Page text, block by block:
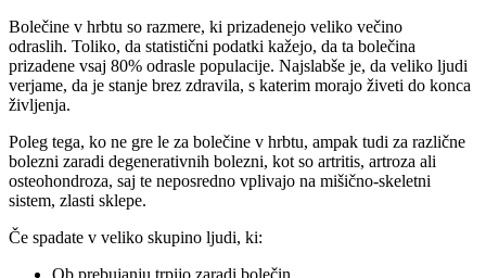
Bolečine v hrbtu so razmere, ki prizadenejo veliko večino
odraslih. Toliko, da statistični podatki kažejo, da ta bolečina
prizadene vsaj 80% odrasle populacije. Najslabše je, da veliko ljudi
verjame, da je stanje brez zdravila, s katerim morajo živeti do konca
življenja.
Poleg tega, ko ne gre le za bolečine v hrbtu, ampak tudi za različne
bolezni zaradi degenerativnih bolezni, kot so artritis, artroza ali
osteohondroza, saj te neposredno vplivajo na mišično-skeletni
sistem, zlasti sklepe.
Če spadate v veliko skupino ljudi, ki:
Ob prebujanju trpijo zaradi bolečin